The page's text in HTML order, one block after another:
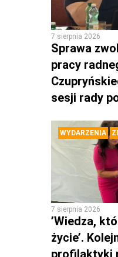
7 sierpnia 2026
Sprawa
pracy
sesji rady
WYDARZENIA
7 sierpnia 2026
’Wiedza,
życie’.